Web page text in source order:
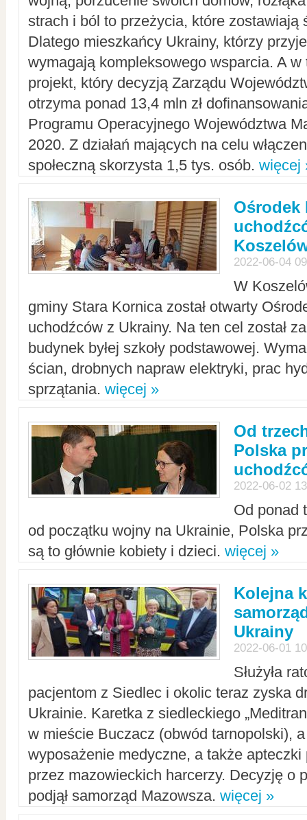
strach i ból to przeżycia, które zostawiają
Dlatego mieszkańcy Ukrainy, którzy
wymagają kompleksowego wsparcia. A w
projekt, który decyzją Zarządu
otrzyma ponad 13,4 mln zł
Programu Operacyjnego Województwa
2020. Z działań mających na celu
społeczną skorzysta 1,5 tys. osób. więcej
Ośrodek
2022-06-04
W
gminy Stara Kornica został otwarty
uchodźców z Ukrainy. Na ten cel został
budynek byłej szkoły podstawowej.
ścian, drobnych napraw elektryki, prac
sprzątania. więcej »
Od
Polska
2022-06-02
Od ponad
od początku wojny na Ukrainie, Polska
są to głównie kobiety i dzieci. więcej »
Kolejna
Ukrainy
2022-06-01
Służyła
pacjentom z Siedlec i okolic teraz zyska
Ukrainie. Karetka z siedleckiego
w mieście Buczacz (obwód tarnopolski),
wyposażenie medyczne, a także apteczki
przez mazowieckich harcerzy. Decyzję o
podjął samorząd Mazowsza. więcej »